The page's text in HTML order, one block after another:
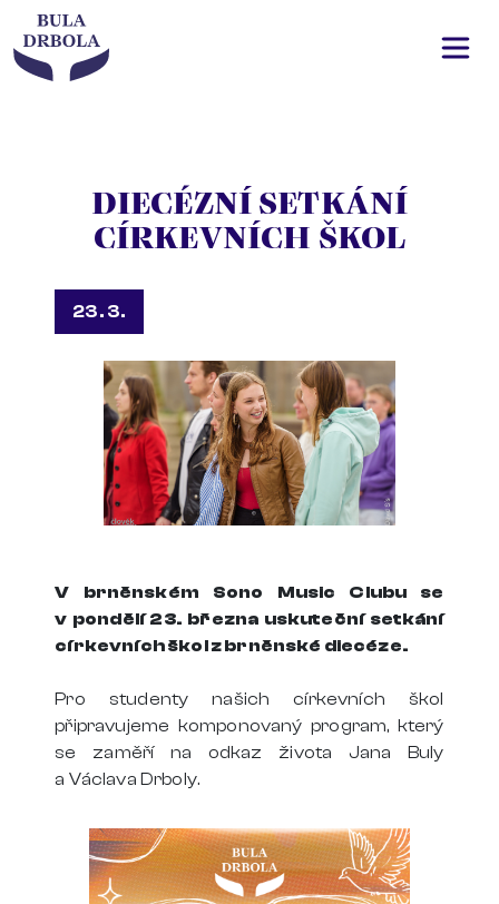
DIECÉZNÍ SETKÁNÍ
CÍRKEVNÍCH ŠKOL
23. 3.
V brněnském Sono Music Clubu se
v pondělí 23. března uskuteční setkání
církevních škol z brněnské diecéze.
Pro studenty našich církevních škol
připravujeme komponovaný program, který
se zaměří na odkaz života Jana Buly
a Václava Drboly.